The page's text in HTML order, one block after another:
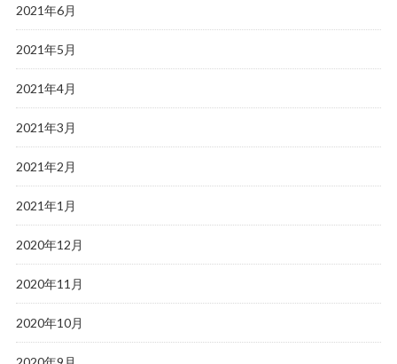
2021年6月
2021年5月
2021年4月
2021年3月
2021年2月
2021年1月
2020年12月
2020年11月
2020年10月